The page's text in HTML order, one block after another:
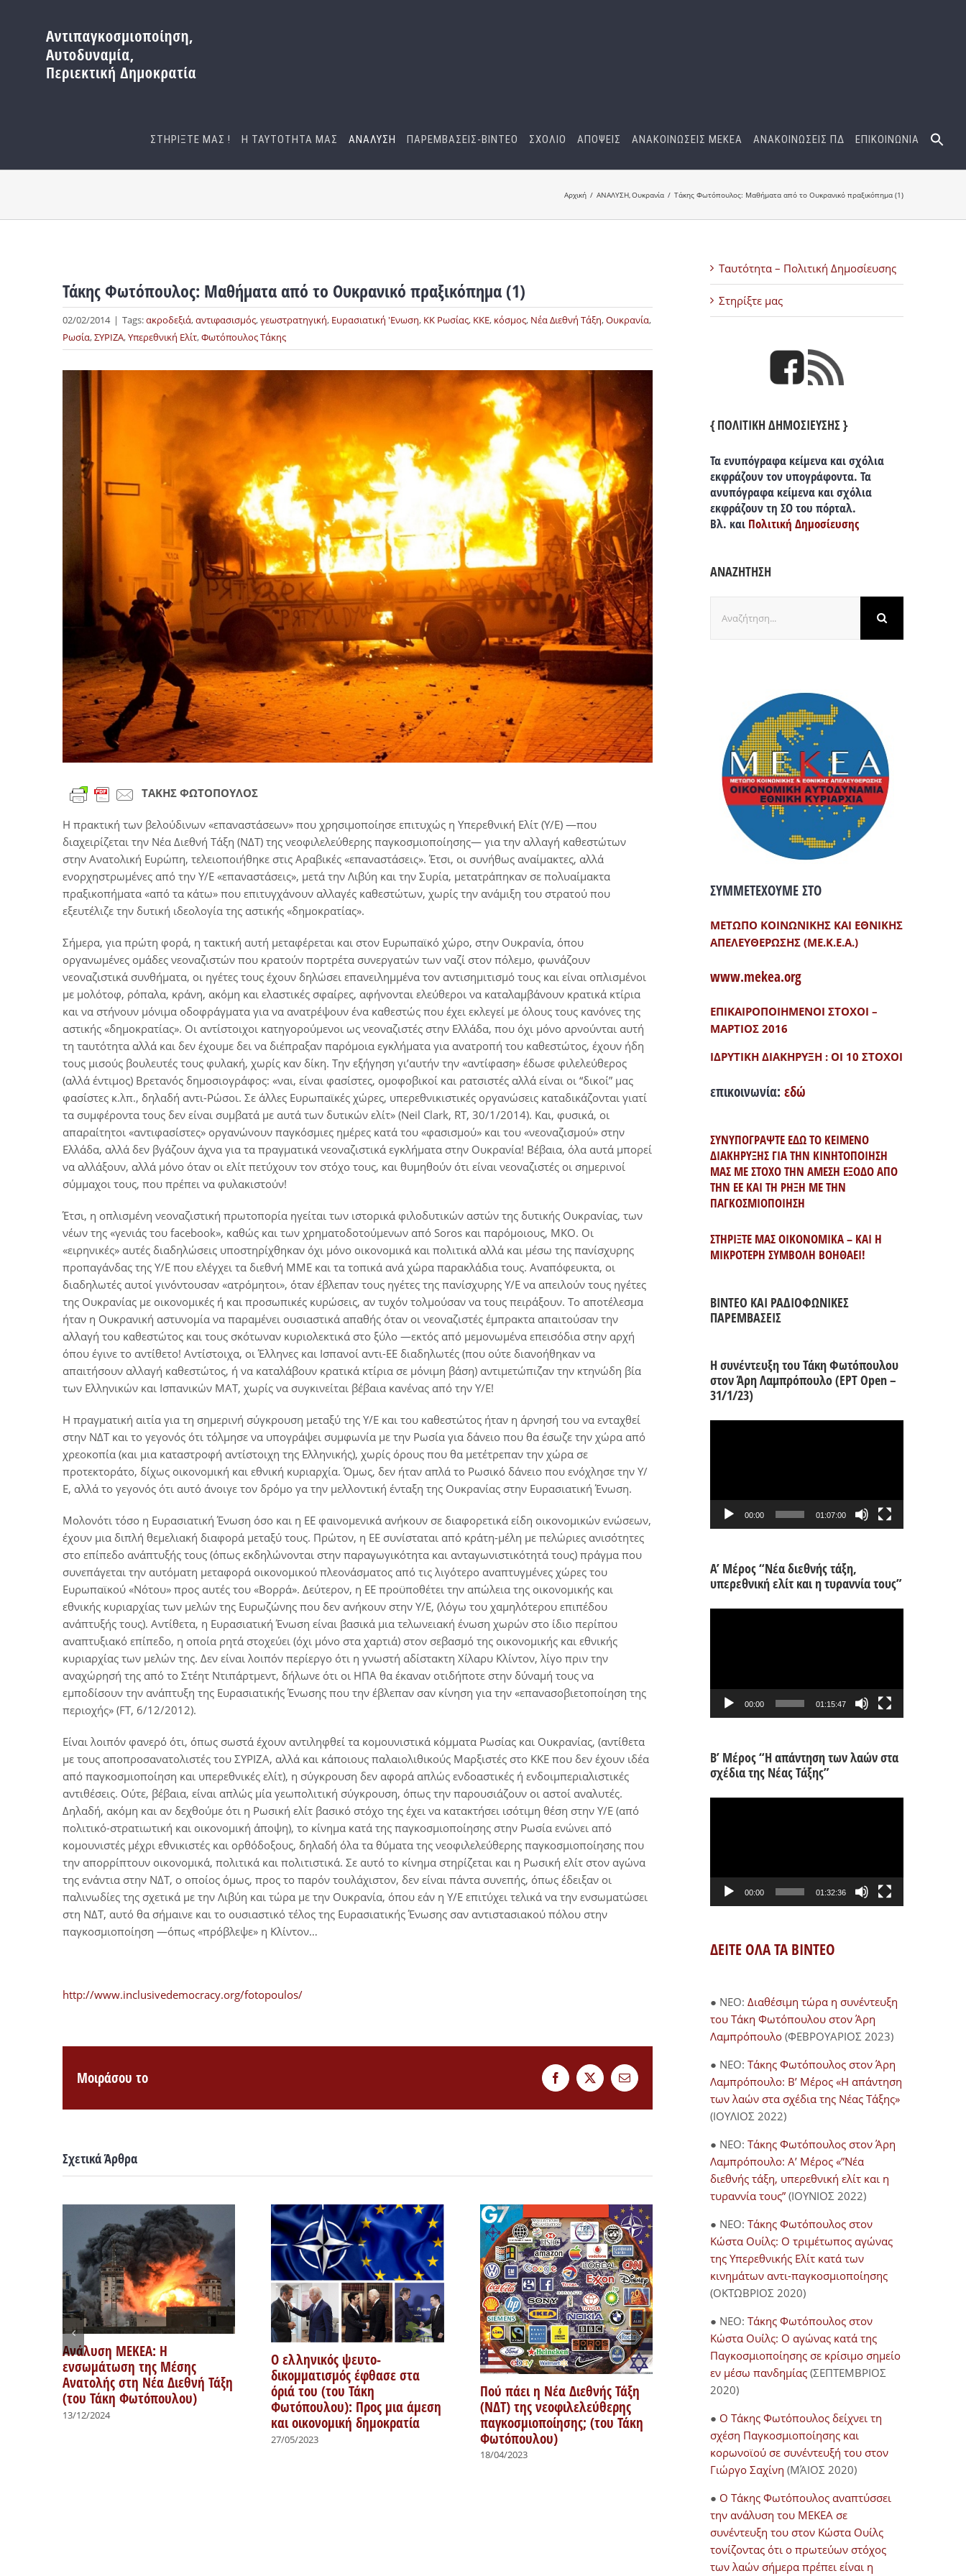
περιεχόμενο
ΣΤΗΡΙΞΤΕ ΜΑΣ ! Η ΤΑΥΤΟΤΗΤΑ ΜΑΣ ΑΝΑΛΥΣΗ ΠΑΡΕΜΒΑΣΕΙΣ-BINTEO ΣΧΟΛΙΟ ΑΠΟΨΕΙΣ ΑΝΑΚΟΙΝΩΣΕΙΣ ΜΕΚΕΑ ΑΝΑΚΟΙΝΩΣΕΙΣ ΠΔ ΕΠΙΚΟΙΝΩΝΙΑ
Αρχική ΑΝΑΛΥΣΗ Ουκρανία Τάκης Φωτόπουλος: Μαθήματα από το Ουκρανικό πραξικόπημα (1)
Τάκης Φωτόπουλος: Μαθήματα από το Ουκρανικό πραξικόπημα (1)
02/02/2014 | Tags:ακροδεξιά,αντιφασισμός,γεωστρατηγική, Ευρασιατική 'Ενωση, ΚΚ Ρωσίας, ΚΚΕ, κόσμος, Νέα Διεθνή Τάξη,Ουκρανία,
Ρωσία,ΣΥΡΙΖΑ,Υπερεθνική Ελίτ,Φωτόπουλος Τάκης
ΤΑΚΗΣ ΦΩΤΟΠΟΥΛΟΣ
Η πρακτική των βελούδινων «επαναστάσεων» που χρησιμοποίησε επιτυχώς η Υπερεθνική Ελίτ (Υ/Ε) ―που
διαχειρίζεται την Νέα Διεθνή Τάξη (ΝΔΤ) της νεοφιλελεύθερης παγκοσμιοποίησης― για την αλλαγή καθεστώτων
στην Ανατολική Ευρώπη, τελειοποιήθηκε στις Αραβικές «επαναστάσεις». Έτσι, οι συνήθως αναίμακτες, αλλά
ενορχηστρωμένες από την Υ/Ε «επαναστάσεις», μετά την Λιβύη και την Συρία, μετατράπηκαν σε πολυαίμακτα
πραξικοπήματα «από τα κάτω» που επιτυγχάνουν αλλαγές καθεστώτων, χωρίς την ανάμιξη του στρατού που
εξευτέλιζε την δυτική ιδεολογία της αστικής «δημοκρατίας».
Σήμερα, για πρώτη φορά, η τακτική αυτή μεταφέρεται και στον Ευρωπαϊκό χώρο, στην Ουκρανία, όπου
οργανωμένες ομάδες νεοναζιστών που κρατούν πορτρέτα συνεργατών των ναζί στον πόλεμο, φωνάζουν
νεοναζιστικά συνθήματα, οι ηγέτες τους έχουν δηλώσει επανειλημμένα τoν αντισημιτισμό τους και είναι οπλισμένοι
με μολότοφ, ρόπαλα, κράνη, ακόμη και ελαστικές σφαίρες, αφήνονται ελεύθεροι να καταλαμβάνουν κρατικά κτίρια
και να στήνουν μόνιμα οδοφράγματα για να ανατρέψουν ένα καθεστώς που έχει εκλεγεί με όλους τους κανόνες της
αστικής «δημοκρατίας». Οι αντίστοιχοι κατηγορούμενοι ως νεοναζιστές στην Ελλάδα, που όχι μόνο αρνούνται αυτή
τη ταυτότητα αλλά και δεν έχουμε δει να διέπραξαν παρόμοια εγκλήματα για ανατροπή του καθεστώτος, έχουν ήδη
τους μισούς βουλευτές τους φυλακή, χωρίς καν δίκη. Την εξήγηση γι’αυτήν την «αντίφαση» έδωσε φιλελεύθερος
(αλλά έντιμος) Βρετανός δημοσιογράφος: «ναι, είναι φασίστες, ομοφοβικοί και ρατσιστές αλλά είναι οι “δικοί” μας
φασίστες κ.λπ., δηλαδή αντι-Ρώσοι. Σε άλλες Ευρωπαϊκές χώρες, υπερεθνικιστικές οργανώσεις καταδικάζονται γιατί
τα συμφέροντα τους δεν είναι συμβατά με αυτά των δυτικών ελίτ» (Neil Clark, RT, 30/1/2014). Και, φυσικά, οι
απαραίτητοι «αντιφασίστες» οργανώνουν παγκόσμιες ημέρες κατά του «φασισμού» και του «νεοναζισμού» στην
Ελλάδα, αλλά δεν βγάζουν άχνα για τα πραγματικά νεοναζιστικά εγκλήματα στην Ουκρανία! Βέβαια, όλα αυτά μπορεί
να αλλάξουν, αλλά μόνο όταν οι ελίτ πετύχουν τον στόχο τους, και θυμηθούν ότι είναι νεοναζιστές οι σημερινοί
σύμμαχοι τους, που πρέπει να φυλακιστούν!
Έτσι, η οπλισμένη νεοναζιστική πρωτοπορία ηγείται των ιστορικά φιλοδυτικών αστών της δυτικής Ουκρανίας, των
νέων της «γενιάς του facebook», καθώς και των χρηματοδοτούμενων από Soros και παρόμοιους, ΜΚΟ. Οι
«ειρηνικές» αυτές διαδηλώσεις υποστηρίχθηκαν όχι μόνο οικονομικά και πολιτικά αλλά και μέσω της πανίσχυρης
προπαγάνδας της Υ/Ε που ελέγχει τα διεθνή ΜΜΕ και τα τοπικά ανά χώρα παρακλάδια τους. Αναπόφευκτα, οι
διαδηλωτές αυτοί γινόντουσαν «ατρόμητοι», όταν έβλεπαν τους ηγέτες της πανίσχυρης Υ/Ε να απειλούν τους ηγέτες
της Ουκρανίας με οικονομικές ή και προσωπικές κυρώσεις, αν τυχόν τολμούσαν να τους πειράξουν. Το αποτέλεσμα
ήταν η Ουκρανική αστυνομία να παραμένει ουσιαστικά απαθής όταν οι νεοναζιστές έμπρακτα απαιτούσαν την
αλλαγή του καθεστώτος και τους σκότωναν κυριολεκτικά στο ξύλο ―εκτός από μεμονωμένα επεισόδια στην αρχή
όπου έγινε το αντίθετο! Αντίστοιχα, οι Έλληνες και Ισπανοί αντι-ΕΕ διαδηλωτές (που ούτε διανοήθηκαν να
απαιτήσουν αλλαγή καθεστώτος, ή να καταλάβουν κρατικά κτίρια σε μόνιμη βάση) αντιμετώπιζαν την κτηνώδη βία
των Ελληνικών και Ισπανικών ΜΑΤ, χωρίς να συγκινείται βέβαια κανένας από την Υ/Ε!
Η πραγματική αιτία για τη σημερινή σύγκρουση μεταξύ της Υ/Ε και του καθεστώτος ήταν η άρνησή του να ενταχθεί
στην ΝΔΤ και το γεγονός ότι τόλμησε να υπογράψει συμφωνία με την Ρωσία για δάνειο που θα έσωζε την χώρα από
χρεοκοπία (και μια καταστροφή αντίστοιχη της Ελληνικής), χωρίς όρους που θα μετέτρεπαν την χώρα σε
προτεκτοράτο, δίχως οικονομική και εθνική κυριαρχία. Όμως, δεν ήταν απλά το Ρωσικό δάνειο που ενόχλησε την Υ/
Ε, αλλά το γεγονός ότι αυτό άνοιγε τον δρόμο γα την μελλοντική ένταξη της Ουκρανίας στην Ευρασιατική Ένωση.
Μολονότι τόσο η Ευρασιατική Ένωση όσο και η ΕΕ φαινομενικά ανήκουν σε διαφορετικά είδη οικονομικών ενώσεων,
έχουν μια διπλή θεμελιακή διαφορά μεταξύ τους. Πρώτον, η ΕΕ συνίσταται από κράτη-μέλη με πελώριες ανισότητες
στο επίπεδο ανάπτυξής τους (όπως εκδηλώνονται στην παραγωγικότητα και ανταγωνιστικότητά τους) πράγμα που
συνεπάγεται την αυτόματη μεταφορά οικονομικού πλεονάσματος από τις λιγότερο αναπτυγμένες χώρες του
Ευρωπαϊκού «Νότου» προς αυτές του «Βορρά». Δεύτερον, η ΕΕ προϋποθέτει την απώλεια της οικονομικής και
εθνικής κυριαρχίας των μελών της Ευρωζώνης που δεν ανήκουν στην Υ/Ε, (λόγω του χαμηλότερου επιπέδου
ανάπτυξής τους). Αντίθετα, η Ευρασιατική Ένωση είναι βασικά μια τελωνειακή ένωση χωρών στο ίδιο περίπου
αναπτυξιακό επίπεδο, η οποία ρητά στοχεύει (όχι μόνο στα χαρτιά) στον σεβασμό της οικονομικής και εθνικής
κυριαρχίας των μελών της. Δεν είναι λοιπόν περίεργο ότι η γνωστή αδίστακτη Χίλαρυ Κλίντον, λίγο πριν την
αναχώρησή της από το Στέητ Ντιπάρτμεντ, δήλωνε ότι οι ΗΠΑ θα έκαναν οτιδήποτε στην δύναμή τους να
εμποδίσουν την ανάπτυξη της Ευρασιατικής Ένωσης που την έβλεπαν σαν κίνηση για την «επανασοβιετοποίηση της
περιοχής» (FT, 6/12/2012).
Είναι λοιπόν φανερό ότι, όπως σωστά έχουν αντιληφθεί τα κομουνιστικά κόμματα Ρωσίας και Ουκρανίας, (αντίθετα
με τους αποπροσανατολιστές του ΣΥΡΙΖΑ, αλλά και κάποιους παλαιολιθικούς Μαρξιστές στο ΚΚΕ που δεν έχουν ιδέα
από παγκοσμιοποίηση και υπερεθνικές ελίτ), η σύγκρουση δεν αφορά απλώς ενδοαστικές ή ενδοιμπεριαλιστικές
αντιθέσεις. Ούτε, βέβαια, είναι απλώς μία γεωπολιτική σύγκρουση, όπως την παρουσιάζουν οι αστοί αναλυτές.
Δηλαδή, ακόμη και αν δεχθούμε ότι η Ρωσική ελίτ βασικό στόχο της έχει να κατακτήσει ισότιμη θέση στην Υ/Ε (από
πολιτικό-στρατιωτική και οικονομική άποψη), το κίνημα κατά της παγκοσμιοποίησης στην Ρωσία ενώνει από
κομουνιστές μέχρι εθνικιστές και ορθόδοξους, δηλαδή όλα τα θύματα της νεοφιλελεύθερης παγκοσμιοποίησης που
την απορρίπτουν οικονομικά, πολιτικά και πολιτιστικά. Σε αυτό το κίνημα στηρίζεται και η Ρωσική ελίτ στον αγώνα
της ενάντια στην ΝΔΤ, ο οποίος όμως, προς το παρόν τουλάχιστον, δεν είναι πάντα συνεπής, όπως έδειξαν οι
παλινωδίες της σχετικά με την Λιβύη και τώρα με την Ουκρανία, όπου εάν η Υ/Ε επιτύχει τελικά να την ενσωματώσει
στη ΝΔΤ, αυτό θα σήμαινε και το ουσιαστικό τέλος της Ευρασιατικής Ένωσης σαν αντιστασιακού πόλου στην
παγκοσμιοποίηση ―όπως «πρόβλεψε» η Κλίντον…
http://www.inclusivedemocracy.org/fotopoulos/
Μοιράσου το FacebookTwitterEmail
Σχετικά Άρθρα
Ανάλυση ΜΕΚΕΑ: Η
ενσωμάτωση της Μέσης
Ανατολής στη Νέα Διεθνή Τάξη
(του Τάκη Φωτόπουλου)
13/12/2024
Ο ελληνικός ψευτο-
δικομματισμός έφθασε στα
όριά του (του Τάκη
Φωτόπουλου): Προς μια άμεση
και οικονομική δημοκρατία
27/05/2023
Πού πάει η Νέα Διεθνής Τάξη
(ΝΔΤ) της νεοφιλελεύθερης
παγκοσμιοποίησης; (του Τάκη
Φωτόπουλου)
18/04/2023
χωρίς τιμωρία; (του Τάκη
Φωτόπουλου)
20/03/2023
ΣΤΑ ΤΕΜΠΗ:
Ταυτότητα – Πολιτική Δημοσίευσης
Στηρίξτε μας
{ ΠΟΛΙΤΙΚΗ ΔΗΜΟΣΙΕΥΣΗΣ }
Τα ενυπόγραφα κείμενα και σχόλια
εκφράζουν τον υπογράφοντα. Τα
ανυπόγραφα κείμενα και σχόλια
εκφράζουν τη ΣΟ του πόρταλ.
Βλ. και Πολιτική Δημοσίευσης
ΑΝΑΖΗΤΗΣΗ
για:
ΣΥΜΜΕΤΕΧΟΥΜΕ ΣΤΟ
ΜΕΤΩΠΟ ΚΟΙΝΩΝΙΚΗΣ ΚΑΙ ΕΘΝΙΚΗΣ
ΑΠΕΛΕΥΘΕΡΩΣΗΣ (ΜΕ.Κ.Ε.Α.)
www.mekea.org
ΕΠΙΚΑΙΡΟΠΟΙΗΜΕΝΟΙ ΣΤΟΧΟΙ –
ΜΑΡΤΙΟΣ 2016
ΙΔΡΥΤΙΚΗ ΔΙΑΚΗΡΥΞΗ : ΟΙ 10 ΣΤΟΧΟΙ
επικοινωνία: εδώ
ΣΥΝΥΠΟΓΡΑΨΤΕ ΕΔΩ ΤΟ ΚΕΙΜΕΝΟ
ΔΙΑΚΗΡΥΞΗΣ ΓΙΑ ΤΗΝ ΚΙΝΗΤΟΠΟΙΗΣΗ
ΜΑΣ ΜΕ ΣΤΟΧΟ ΤΗΝ ΑΜΕΣΗ ΕΞΟΔΟ ΑΠΟ
ΤΗΝ ΕΕ ΚΑΙ ΤΗ ΡΗΞΗ ΜΕ ΤΗΝ
ΠΑΓΚΟΣΜΙΟΠΟΙΗΣΗ
ΣΤΗΡΙΞΤΕ ΜΑΣ ΟΙΚΟΝΟΜΙΚΑ – ΚΑΙ Η
ΜΙΚΡΟΤΕΡΗ ΣΥΜΒΟΛΗ ΒΟΗΘΑΕΙ!
ΒΙΝΤΕΟ ΚΑΙ ΡΑΔΙΟΦΩΝΙΚΕΣ
ΠΑΡΕΜΒΑΣΕΙΣ
Η συνέντευξη του Τάκη Φωτόπουλου
στον Άρη Λαμπρόπουλο (ΕΡΤ Open –
31/1/23)
00:00 01:07:00
Α’ Μέρος “Νέα διεθνής τάξη,
υπερεθνική ελίτ και η τυραννία τους”
00:00 01:15:47
Β’ Μέρος “Η απάντηση των λαών στα
σχέδια της Νέας Τάξης”
00:00 01:32:36
ΔΕΙΤΕ ΟΛΑ ΤΑ ΒΙΝΤΕΟ
● NEO: Διαθέσιμη τώρα η συνέντευξη
του Τάκη Φωτόπουλου στον Άρη
Λαμπρόπουλο(ΦΕΒΡΟΥΑΡΙΟΣ 2023)
● NEO: Τάκης Φωτόπουλος στον Άρη
Λαμπρόπουλο: Β’ Μέρος «Η απάντηση
των λαών στα σχέδια της Νέας Τάξης»
(ΙΟΥΛΙΟΣ 2022)
● NEO: Τάκης Φωτόπουλος στον Άρη
Λαμπρόπουλο: Α’ Μέρος «”Νέα
διεθνής τάξη, υπερεθνική ελίτ και η
τυραννία τους” (ΙΟΥΝΙΟΣ 2022)
● NEO: Τάκης Φωτόπουλος στον
Κώστα Ουίλς: Ο τριμέτωπος αγώνας
της Υπερεθνικής Ελίτ κατά των
κινημάτων αντι-παγκοσμιοποίησης
(ΟΚΤΩΒΡΙΟΣ 2020)
● NEO: Τάκης Φωτόπουλος στον
Κώστα Ουίλς: Ο αγώνας κατά της
Παγκοσμιοποίησης σε κρίσιμο σημείο
εν μέσω πανδημίας (ΣΕΠΤΕΜΒΡΙΟΣ
2020)
● Ο Τάκης Φωτόπουλος δείχνει τη
σχέση Παγκοσμιοποίησης και
κορωνοϊού σε συνέντευξή του στον
Γιώργο Σαχίνη (ΜΆΙΟΣ 2020)
● O Τάκης Φωτόπουλος αναπτύσσει
την ανάλυση του ΜΕΚΕΑ σε
συνέντευξη του στον Κώστα Ουίλς
τονίζοντας ότι ο πρωτεύων στόχος
των λαών σήμερα πρέπει είναι η